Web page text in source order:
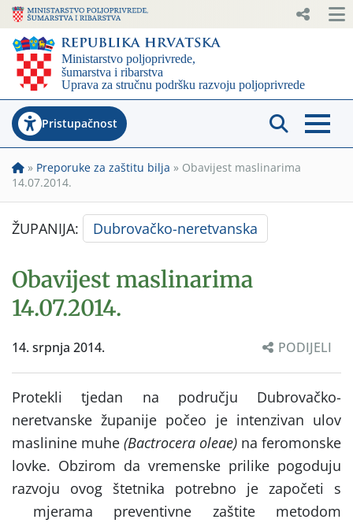
Pristupačnost
» Preporuke za zaštitu bilja » Obavijest maslinarima
14.07.2014.
ŽUPANIJA: Dubrovačko-neretvanska
Obavijest maslinarima
14.07.2014.
14. srpnja 2014. PODIJELI
Protekli tjedan na području Dubrovačko-
neretvanske županije počeo je intenzivan ulov
maslinine muhe (Bactrocera oleae) na feromonske
lovke. Obzirom da vremenske prilike pogoduju
razvoju ovog štetnika potrebno je započeti s
mjerama preventivne zaštite metodom